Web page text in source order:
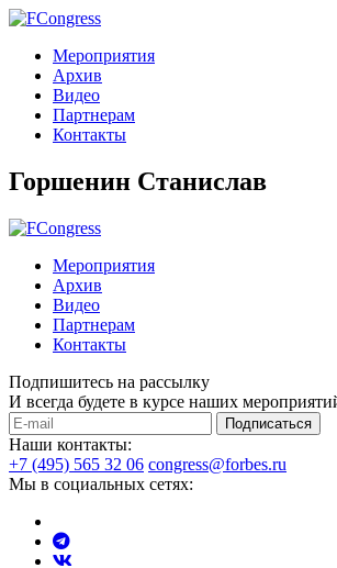
Мероприятия
Архив
Видео
Партнерам
Контакты
Горшенин Станислав
Мероприятия
Архив
Видео
Партнерам
Контакты
Подпишитесь на рассылку
И всегда будете в курсе наших
Подписаться
Наши контакты:
+7 (495) 565 32 06 congress@forbes.ru
Мы в социальных сетях: